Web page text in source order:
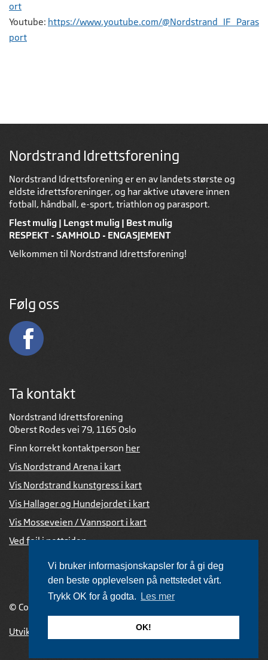
Vi bruker informasjonskapsler for å gi deg
den beste opplevelsen på nettstedet vårt.
Trykk OK for å godta.
Les mer
OK!
ort
Youtube: https://www.youtube.com/@Nordstrand_IF_Paras
port
Nordstrand Idrettsforening
Nordstrand Idrettsforening er en av landets største og
eldste idrettsforeninger, og har aktive utøvere innen
fotball, håndball, e-sport, triathlon og parasport.
Flest mulig | Lengst mulig | Best mulig
RESPEKT - SAMHOLD - ENGASJEMENT
Velkommen til Nordstrand Idrettsforening!
Følg oss
Ta kontakt
Nordstrand Idrettsforening
Oberst Rodes vei 79, 1165 Oslo
Finn korrekt kontaktperson her
Vis Nordstrand Arena i kart
Vis Nordstrand kunstgress i kart
Vis Hallager og Hundejordet i kart
Vis Mosseveien / Vannsport i kart
Ved feil i nettsiden
© Copyright 2026 |
Utviklet av Netlab publiseres med eRedaktør